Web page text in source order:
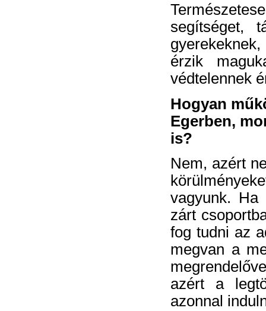
segítséget,
érzik
védtelennek
Hogyan
Egerben,
is?
Nem, azért
vagyunk. Ha
zárt
fog tudni az
megvan a
azért a
azonnal